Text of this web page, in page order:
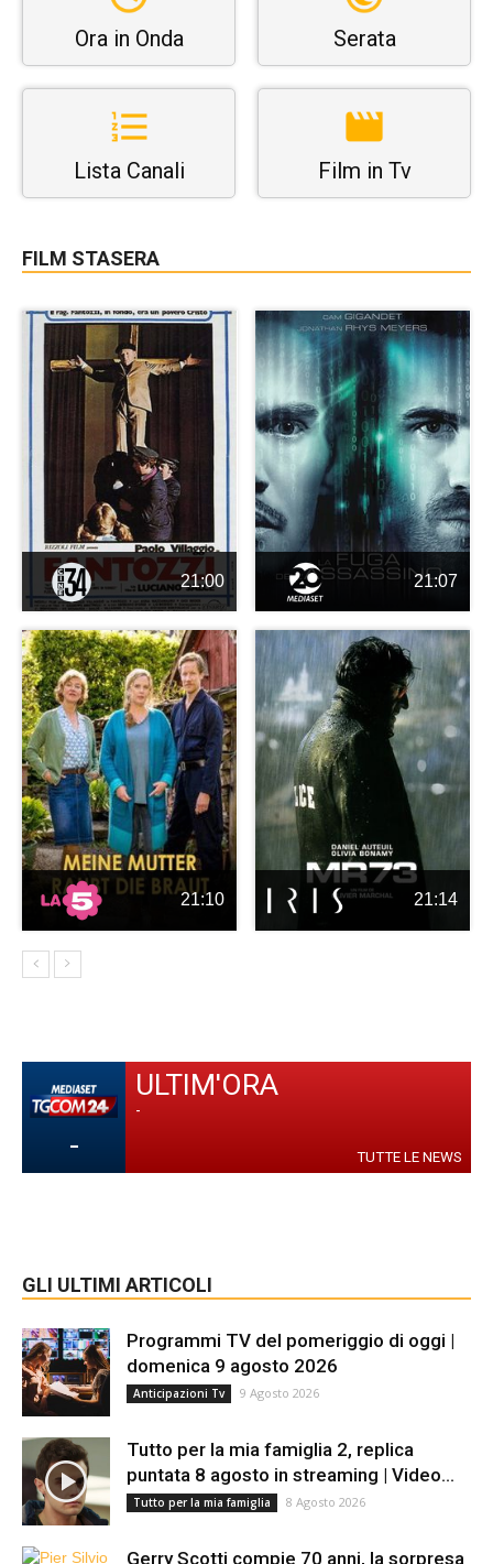
Ora in Onda Serata
Lista Canali Film in Tv
FILM STASERA
21:00 21:07
21:10 21:14
-
ULTIM'ORA
-
TUTTE LE NEWS
GLI ULTIMI ARTICOLI
Programmi TV del pomeriggio di oggi |
domenica 9 agosto 2026
Anticipazioni Tv 9 Agosto 2026
Tutto per la mia famiglia 2, replica
puntata 8 agosto in streaming | Video...
Tutto per la mia famiglia 8 Agosto 2026
Gerry Scotti compie 70 anni, la sorpresa